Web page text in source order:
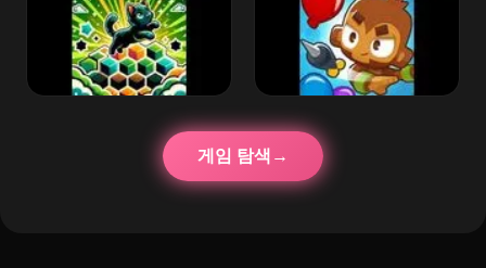
게임 탐색